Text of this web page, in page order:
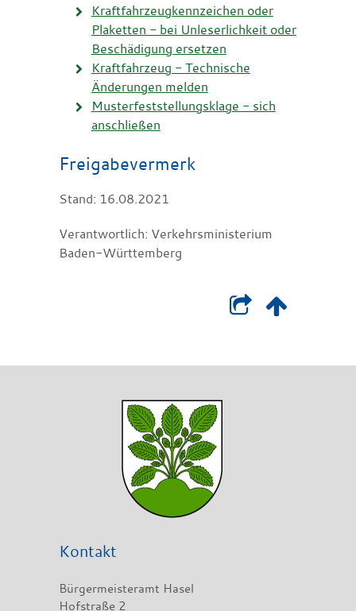
Kraftfahrzeugkennzeichen oder
Plaketten - bei Unleserlichkeit oder
Beschädigung ersetzen
Kraftfahrzeug - Technische
Änderungen melden
Musterfeststellungsklage - sich
anschließen
Freigabevermerk
Stand: 16.08.2021
Verantwortlich: Verkehrsministerium
Baden-Württemberg
Kontakt
Bürgermeisteramt Hasel
Hofstraße 2